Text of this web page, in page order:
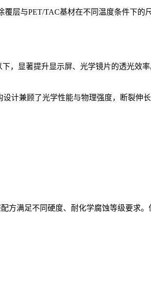
层与PET/TAC基材在不同温度条件下的
，显著提升显示屏、光学镜片的透光效
计兼顾了光学性能与物理强度，断裂伸
方满足不同硬度、耐化学腐蚀等级要求。